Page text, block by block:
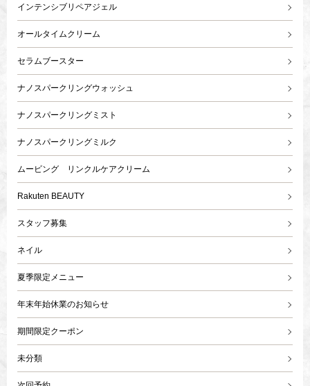
インテンシブリペアジェル
オールタイムクリーム
セラムブースター
ナノスパークリングウォッシュ
ナノスパークリングミスト
ナノスパークリングミルク
ムービング リンクルケアクリーム
Rakuten BEAUTY
スタッフ募集
ネイル
夏季限定メニュー
年末年始休業のお知らせ
期間限定クーポン
未分類